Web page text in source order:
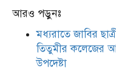
আরও পড়ুনঃ
মধ্যরাতে জাবির
তিতুমীর কলেজের
উপদেষ্টা